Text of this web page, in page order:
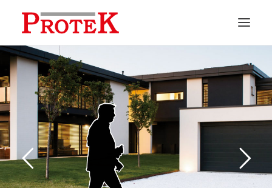
HOME
CHI SIAMO
SOLUZIONI
NEWS
CONTATTI
PREVENTIVI